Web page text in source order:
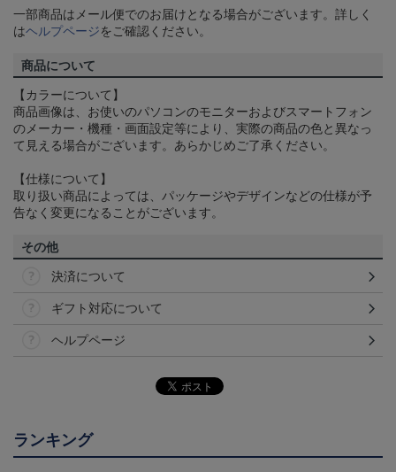
一部商品はメール便でのお届けとなる場合がございます。詳しく
はヘルプページをご確認ください。
商品について
【カラーについて】
商品画像は、お使いのパソコンのモニターおよびスマートフォン
のメーカー・機種・画面設定等により、実際の商品の色と異なっ
て見える場合がございます。あらかじめご了承ください。
【仕様について】
取り扱い商品によっては、パッケージやデザインなどの仕様が予
告なく変更になることがございます。
その他
決済について
ギフト対応について
ヘルプページ
ランキング